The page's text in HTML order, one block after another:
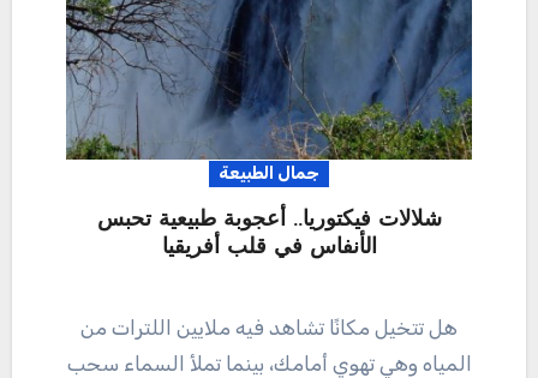
جمال الطبيعة
شلالات فيكتوريا.. أعجوبة طبيعية تحبس
الأنفاس في قلب أفريقيا
هل تتخيل مكانًا تشاهد فيه ملايين اللترات من
المياه وهي تهوي أمامك، بينما تملأ السماء سحب